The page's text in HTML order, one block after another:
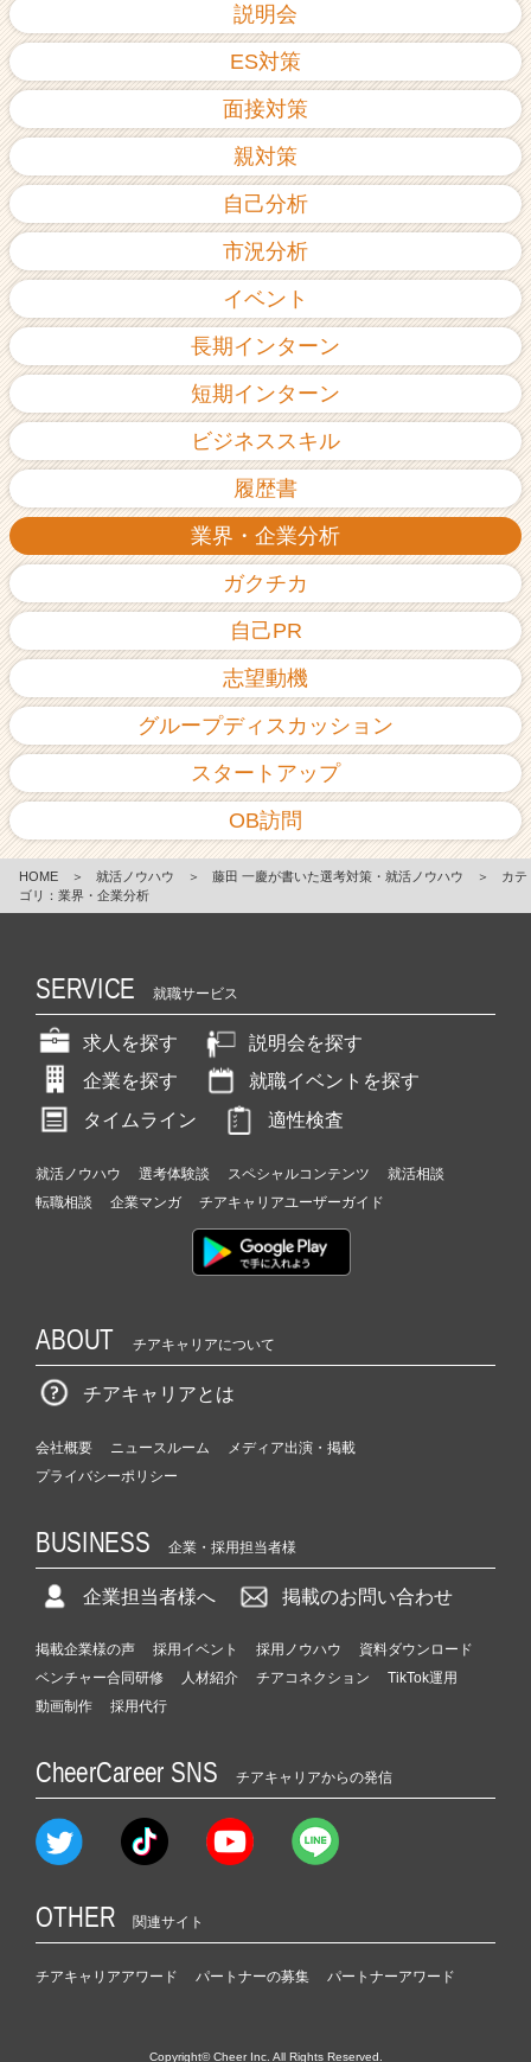
e
r
a
e
r）
説明会
ES対策
面接対策
親対策
自己分析
市況分析
イベント
長期インターン
短期インターン
ビジネススキル
履歴書
業界・企業分析
ガクチカ
自己PR
志望動機
グループディスカッション
スタートアップ
OB訪問
HOME ＞ 就活ノウハウ ＞ 藤田 一慶が書いた選考対策・就活ノウハウ ＞
カテ
ゴリ：業界・企業分析
SERVICE 就職サービス
求人を探す
説明会を探す
企業を探す
就職イベントを探す
タイムライン
適性検査
就活ノウハウ 選考体験談 スペシャルコンテンツ
就活相談
転職相談
企業マンガ チアキャリアユーザーガイド
ABOUT チアキャリアについて
チアキャリアとは
会社概要 ニュースルーム
メディア出演・掲載
プライバシーポリシー
BUSINESS 企業・採用担当者様
企業担当者様へ 掲載のお問い合わせ
掲載企業様の声 採用イベント 採用ノウハウ
資料ダウンロード
ベンチャー合同研修
人材紹介 チアコネクション
TikTok運用
動画制作
採用代行
CheerCareer SNS チアキャリアからの発信
OTHER 関連サイト
チアキャリアアワード パートナーの募集 パートナーアワード
Copyright© Cheer Inc. All Rights Reserved.